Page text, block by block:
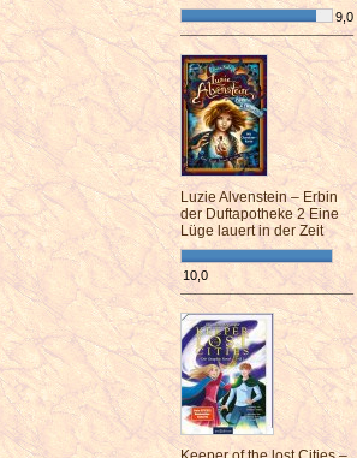
9,0
¯¯¯¯¯¯¯¯¯¯¯¯¯¯¯¯¯¯¯¯¯¯¯¯
Luzie Alvenstein – Erbin
der Duftapotheke 2 Eine
Lüge lauert in der Zeit
10,0
¯¯¯¯¯¯¯¯¯¯¯¯¯¯¯¯¯¯¯¯¯¯¯¯